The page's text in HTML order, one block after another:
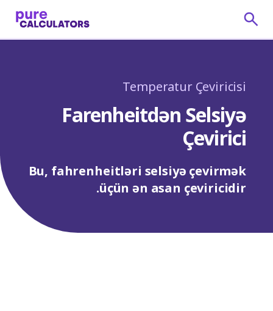
Temperatur Çeviricisi
Farenheitdən Selsiyə
Çevirici
Bu, fahrenheitləri selsiyə çevirmək
üçün ən asan çeviricidir.